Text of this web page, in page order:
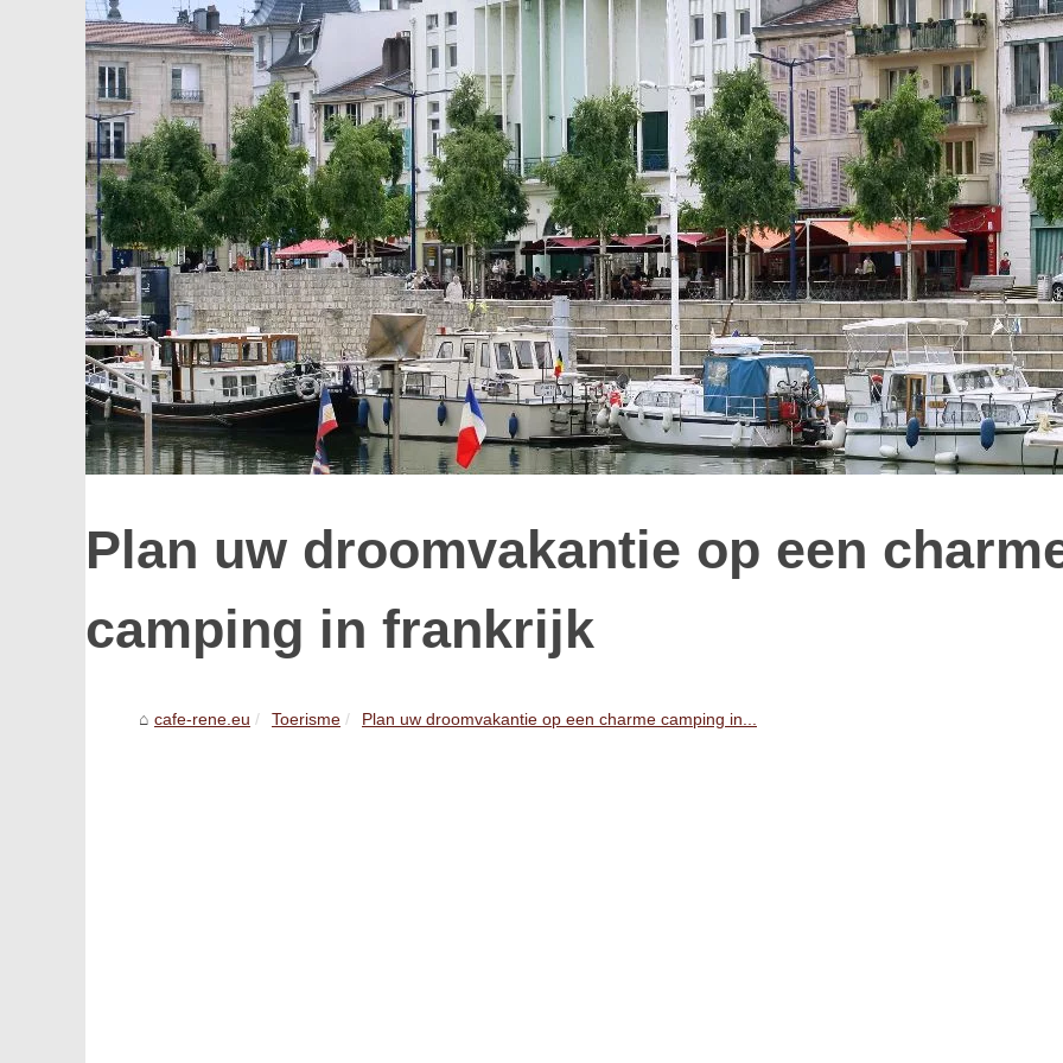
Plan uw droomvakantie op een
camping in frankrijk
cafe-rene.eu Toerisme Plan uw droomvakantie op een charme camping in...